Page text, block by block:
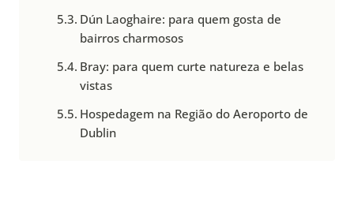
Dún Laoghaire: para quem gosta de
bairros charmosos
Bray: para quem curte natureza e belas
vistas
Hospedagem na Região do Aeroporto de
Dublin